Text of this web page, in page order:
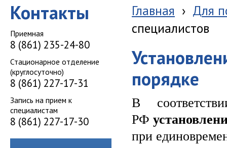
Контакты
Приемная
8 (861) 235-24-80
Стационарное отделение
(круглосуточно)
8 (861) 227-17-31
Запись на прием к
специалистам
8 (861) 227-17-30
Главная › Для
специалистов
порядке
В
РФ
при